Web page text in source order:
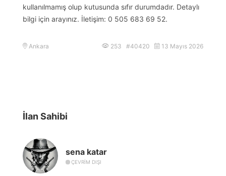
kullanılmamış olup kutusunda sıfır durumdadır. Detaylı
bilgi için arayınız. İletişim: 0 505 683 69 52.
Ankara 253 #40420 13 Mayıs 2026
İlan Sahibi
sena katar
ÇEVRIM DIŞI